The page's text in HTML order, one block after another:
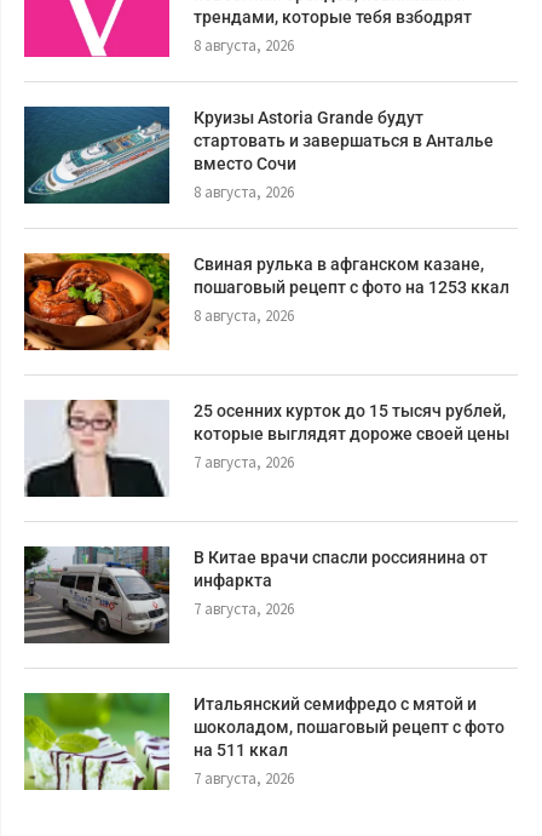
трендами, которые тебя взбодрят
8 августа, 2026
Круизы Astoria Grande будут
стартовать и завершаться в Анталье
вместо Сочи
8 августа, 2026
Свиная рулька в афганском казане,
пошаговый рецепт с фото на 1253 ккал
8 августа, 2026
25 осенних курток до 15 тысяч рублей,
которые выглядят дороже своей цены
7 августа, 2026
В Китае врачи спасли россиянина от
инфаркта
7 августа, 2026
Итальянский семифредо с мятой и
шоколадом, пошаговый рецепт с фото
на 511 ккал
7 августа, 2026